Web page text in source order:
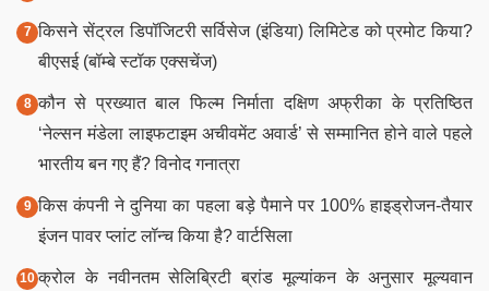
किसने सेंट्रल डिपॉजिटरी सर्विसेज (इंडिया) लिमिटेड को प्रमोट किया?
बीएसई (बॉम्बे स्टॉक एक्सचेंज)
कौन से प्रख्यात बाल फिल्म निर्माता दक्षिण अफ्रीका के प्रतिष्ठित
‘नेल्सन मंडेला लाइफटाइम अचीवमेंट अवार्ड’ से सम्मानित होने वाले पहले
भारतीय बन गए हैं? विनोद गनात्रा
किस कंपनी ने दुनिया का पहला बड़े पैमाने पर 100% हाइड्रोजन-तैयार
इंजन पावर प्लांट लॉन्च किया है? वार्टसिला
क्रोल के नवीनतम सेलिब्रिटी ब्रांड मूल्यांकन के अनुसार मूल्यवान